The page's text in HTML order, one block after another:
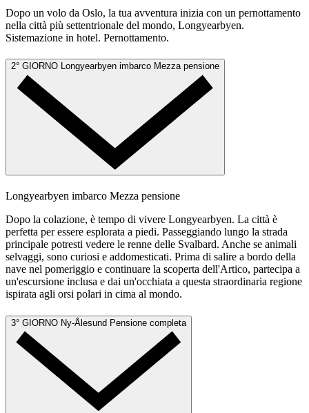
Dopo un volo da Oslo, la tua avventura inizia con un pernottamento
nella città più settentrionale del mondo, Longyearbyen.
Sistemazione in hotel. Pernottamento.
2° GIORNO Longyearbyen imbarco Mezza pensione
Longyearbyen imbarco Mezza pensione
Dopo la colazione, è tempo di vivere Longyearbyen. La città è
perfetta per essere esplorata a piedi. Passeggiando lungo la strada
principale potresti vedere le renne delle Svalbard. Anche se animali
selvaggi, sono curiosi e addomesticati. Prima di salire a bordo della
nave nel pomeriggio e continuare la scoperta dell'Artico, partecipa a
un'escursione inclusa e dai un'occhiata a questa straordinaria regione
ispirata agli orsi polari in cima al mondo.
3° GIORNO Ny-Ålesund Pensione completa